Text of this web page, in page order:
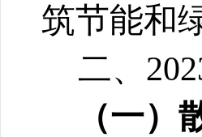
筑节能和
二、
（一）